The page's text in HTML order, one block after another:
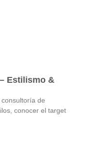
Estilismo &
de
conocer el target